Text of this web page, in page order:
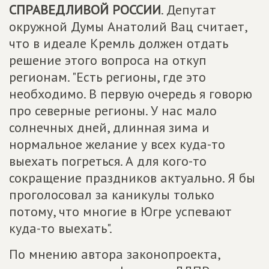
СПРАВЕДЛИВОЙ РОССИИ. Депутат
окружной Думы Анатолий Вац считает,
что в идеале Кремль должен отдать
решение этого вопроса на откуп
регионам. "Есть регионы, где это
необходимо. В первую очередь я говорю
про северные регионы. У нас мало
солнечных дней, длинная зима и
нормальное желание у всех куда-то
выехать погреться. А для кого-то
сокращение праздников актуально. Я бы
проголосовал за каникулы только
потому, что многие в Югре успевают
куда-то выехать".
По мнению автора законопроекта,